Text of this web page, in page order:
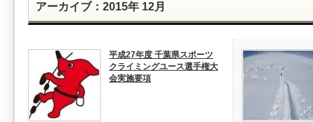
アーカイブ：2015年 12月
平成27年度 千葉県スポーツ
クライミングユース選手権大
会実施要項